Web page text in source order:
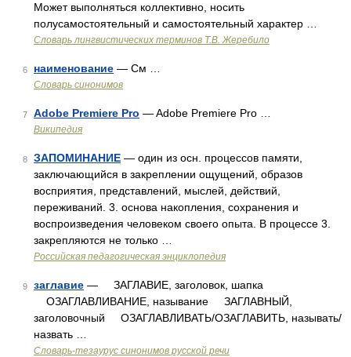
Может выполняться коллективно, носить
полусамостоятельный и самостоятельный характер …
Словарь лингвистических терминов Т.В. Жеребило
6 наименование — См …
Словарь синонимов
7 Adobe Premiere Pro — Adobe Premiere Pro …
Википедия
8 ЗАПОМИНАНИЕ — один из осн. процессов памяти,
заключающийся в закреплении ощущений, образов
восприятия, представлений, мыслей, действий,
переживаний. 3. основа накопления, сохранения и
воспроизведения человеком своего опыта. В процессе 3.
закрепляются не только …
Российская педагогическая энциклопедия
9 заглавие — ЗАГЛАВИЕ, заголовок, шапка
ОЗАГЛАВЛИВАНИЕ, называние ЗАГЛАВНЫЙ,
заголовочный ОЗАГЛАВЛИВАТЬ/ОЗАГЛАВИТЬ, называть/
назвать …
Словарь-тезаурус синонимов русской речи